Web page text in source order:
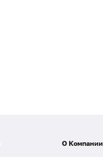
О Компании